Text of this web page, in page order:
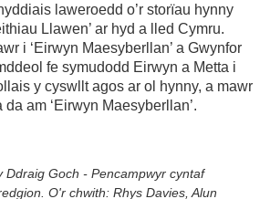
laweroedd o’r storïau hynny
Llawen’ ar hyd a lled Cymru.
i ‘Eirwyn Maesyberllan’ a Gwynfor
fe symudodd Eirwyn a Metta i
y cyswllt agos ar ol hynny, a mawr
am ‘Eirwyn Maesyberllan’.
Ddraig Goch - Pencampwyr cyntaf
O'r chwith: Rhys Davies, Alun